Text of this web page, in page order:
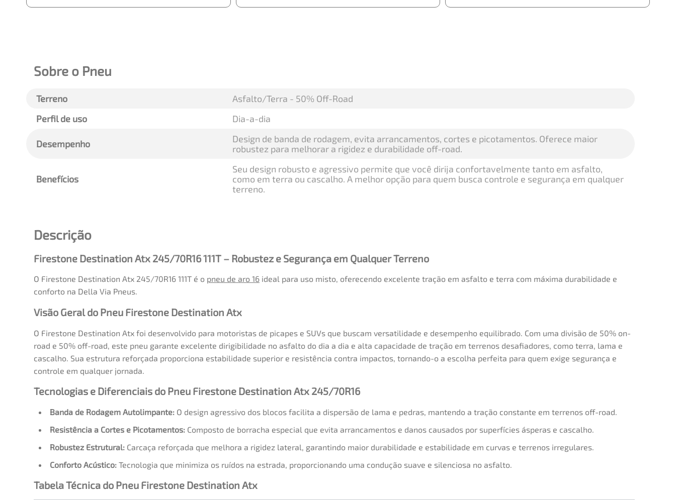
Sobre o Pneu
Terreno
Asfalto/Terra - 50% Off-Road
Perfil de uso
Dia-a-dia
Desempenho
Design de banda de rodagem, evita arrancamentos, cortes e picotamentos. Oferece maior
robustez para melhorar a rigidez e durabilidade off-road.
Benefícios
Seu design robusto e agressivo permite que você dirija confortavelmente tanto em asfalto,
como em terra ou cascalho. A melhor opção para quem busca controle e segurança em qualquer
terreno.
Descrição
Firestone Destination Atx 245/70R16 111T – Robustez e Segurança em Qualquer Terreno
O Firestone Destination Atx 245/70R16 111T é o pneu de aro 16 ideal para uso misto, oferecendo excelente tração em asfalto e terra com máxima durabilidade e
conforto na Della Via Pneus.
Visão Geral do Pneu Firestone Destination Atx
O Firestone Destination Atx foi desenvolvido para motoristas de picapes e SUVs que buscam versatilidade e desempenho equilibrado. Com uma divisão de 50% on-
road e 50% off-road, este pneu garante excelente dirigibilidade no asfalto do dia a dia e alta capacidade de tração em terrenos desafiadores, como terra, lama e
cascalho. Sua estrutura reforçada proporciona estabilidade superior e resistência contra impactos, tornando-o a escolha perfeita para quem exige segurança e
controle em qualquer jornada.
Tecnologias e Diferenciais do Pneu Firestone Destination Atx 245/70R16
Banda de Rodagem Autolimpante: O design agressivo dos blocos facilita a dispersão de lama e pedras, mantendo a tração constante em terrenos off-road.
Resistência a Cortes e Picotamentos: Composto de borracha especial que evita arrancamentos e danos causados por superfícies ásperas e cascalho.
Robustez Estrutural: Carcaça reforçada que melhora a rigidez lateral, garantindo maior durabilidade e estabilidade em curvas e terrenos irregulares.
Conforto Acústico: Tecnologia que minimiza os ruídos na estrada, proporcionando uma condução suave e silenciosa no asfalto.
Tabela Técnica do Pneu Firestone Destination Atx